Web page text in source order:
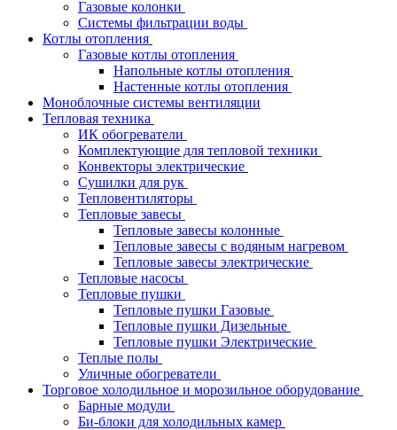
Газовые колонки
Системы фильтрации воды
Котлы отопления
Газовые котлы отопления
Напольные котлы отопления
Настенные котлы отопления
Моноблочные системы вентиляции
Тепловая техника
ИК обогреватели
Комплектующие для тепловой техники
Конвекторы электрические
Сушилки для рук
Тепловентиляторы
Тепловые завесы
Тепловые завесы колонные
Тепловые завесы с водяным нагревом
Тепловые завесы электрические
Тепловые насосы
Тепловые пушки
Тепловые пушки Газовые
Тепловые пушки Дизельные
Тепловые пушки Электрические
Теплые полы
Уличные обогреватели
Торговое холодильное и морозильное оборудование
Барные модули
Би-блоки для холодильных камер